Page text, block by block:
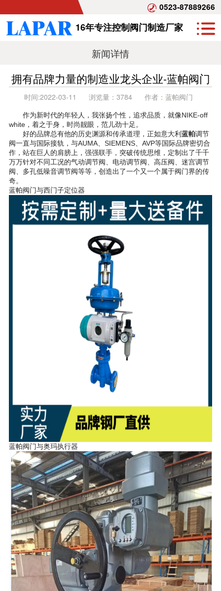
0523-87889266
16年专注控制阀门制造厂家
新闻详情
拥有品牌力量的制造业龙头企业-蓝帕阀门
时间:2022-03-11 浏览量： 3784 作者： 蓝帕阀门
作为新时代的年轻人，我张扬个性，追求品质，就像NIKE-off
white，着之于身，时尚靓眼，范儿劲十足。
好的品牌总有他的历史渊源和传承道理，正如意大利 蓝帕调节
阀一直与国际接轨，与AUMA、SIEMENS、AVP等国际品牌密切合
作，站在巨人的肩膀上，强强联手，突破传统思维，定制出了千千
万万针对不同工况的气动调节阀、电动调节阀、高压阀、迷宫调节
阀、多孔低噪音调节阀等等，创造出了一个又一个属于阀门界的传
奇。
蓝帕阀门与西门子定位器
蓝帕阀门与奥玛执行器